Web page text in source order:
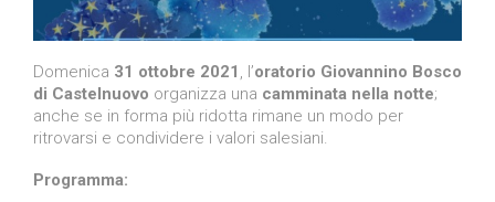
Domenica 31 ottobre 2021 , l’oratorio Giovannino Bosco
di Castelnuovo organizza una camminata nella notte;
anche se in forma più ridotta rimane un modo per
ritrovarsi e condividere i valori salesiani.
Programma: